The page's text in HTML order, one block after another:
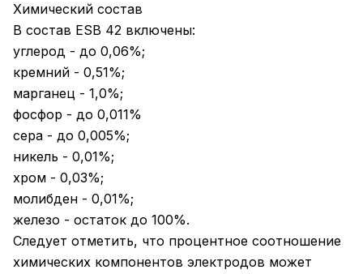
Химический состав
В состав ESB 42 включены:
углерод - до 0,06%;
кремний - 0,51%;
марганец - 1,0%;
фосфор - до 0,011%
сера - до 0,005%;
никель - 0,01%;
хром - 0,03%;
молибден - 0,01%;
железо - остаток до 100%.
Следует отметить, что процентное соотношение
химических компонентов электродов может